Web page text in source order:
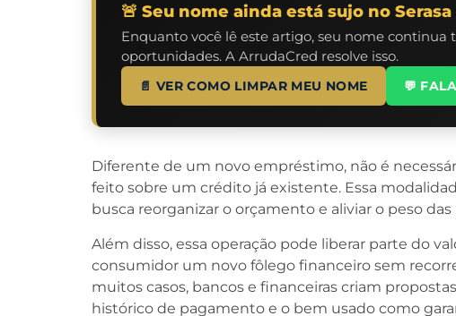
🚨 Seu nome ainda está sujo no Serasa
Enquanto você lê este artigo, seu nome
oportunidades. A ArrudaCred resolve isso.
📄 VER COMO LIMPAR MEU NOME 💬
Diferente de um novo empréstimo, não é
feito sobre um crédito já existente. Essa
busca reorganizar o orçamento e aliviar o peso
Além disso, essa operação pode liberar parte do
consumidor um novo fôlego financeiro sem
muitos casos, bancos e financeiras criam
histórico de pagamento e o bem usado como